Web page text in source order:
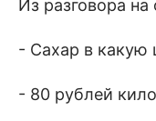
Из разговора
- Сахар в какую
- 80 рублей